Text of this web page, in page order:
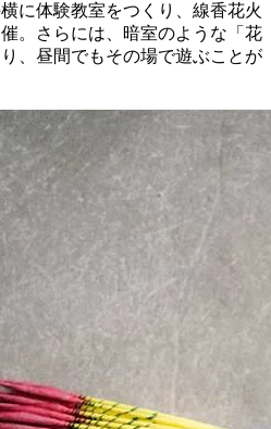
に体験教室をつくり、線香花火
。さらには、暗室のような「花
、昼間でもその場で遊ぶことが